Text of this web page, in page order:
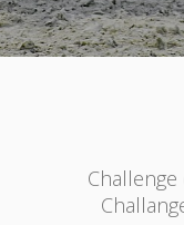
Challenge